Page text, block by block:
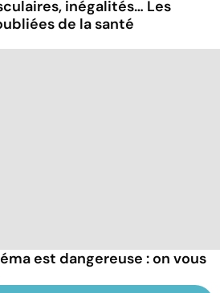
inégalités… Les
de la santé
est dangereuse : on vous